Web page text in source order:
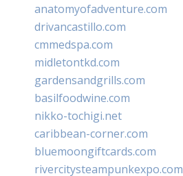
anatomyofadventure.com
drivancastillo.com
cmmedspa.com
midletontkd.com
gardensandgrills.com
basilfoodwine.com
nikko-tochigi.net
caribbean-corner.com
bluemoongiftcards.com
rivercitysteampunkexpo.com